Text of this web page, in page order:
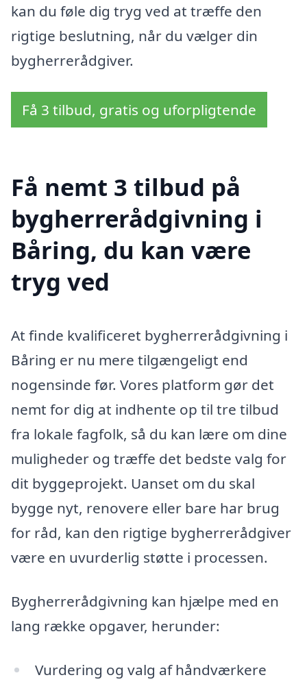
kan du føle dig tryg ved at træffe den
rigtige beslutning, når du vælger din
bygherrerådgiver.
Få 3 tilbud, gratis og uforpligtende
Få nemt 3 tilbud på
bygherrerådgivning i
Båring, du kan være
tryg ved
At finde kvalificeret bygherrerådgivning i
Båring er nu mere tilgængeligt end
nogensinde før. Vores platform gør det
nemt for dig at indhente op til tre tilbud
fra lokale fagfolk, så du kan lære om dine
muligheder og træffe det bedste valg for
dit byggeprojekt. Uanset om du skal
bygge nyt, renovere eller bare har brug
for råd, kan den rigtige bygherrerådgiver
være en uvurderlig støtte i processen.
Bygherrerådgivning kan hjælpe med en
lang række opgaver, herunder:
Vurdering og valg af håndværkere